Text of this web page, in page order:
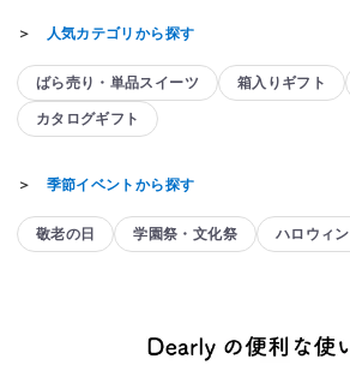
＞ 人気カテゴリから探す
ばら売り・単品スイーツ 箱入りギフト
カタログギフト
＞ 季節イベントから探す
敬老の日 学園祭・文化祭 ハロウィン